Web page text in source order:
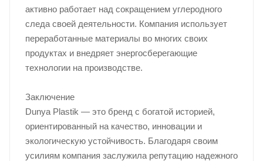
активно работает над сокращением углеродного
следа своей деятельности. Компания использует
переработанные материалы во многих своих
продуктах и внедряет энергосберегающие
технологии на производстве.
Заключение
Dunya Plastik — это бренд с богатой историей,
ориентированный на качество, инновации и
экологическую устойчивость. Благодаря своим
усилиям компания заслужила репутацию надежного